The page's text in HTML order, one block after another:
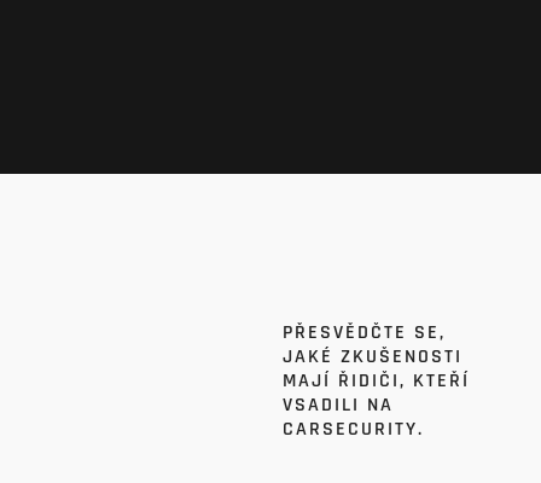
PŘESVĚDČTE SE,
JAKÉ ZKUŠENOSTI
MAJÍ ŘIDIČI, KTEŘÍ
VSADILI NA
CARSECURITY.